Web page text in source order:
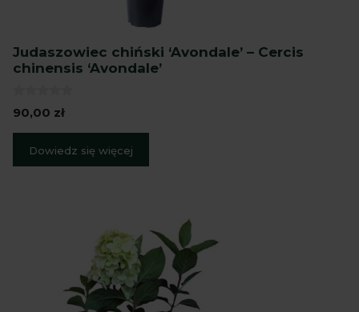
Judaszowiec chiński ‘Avondale’ – Cercis
chinensis ‘Avondale’
0
z
90,00 zł
Dowiedz się więcej